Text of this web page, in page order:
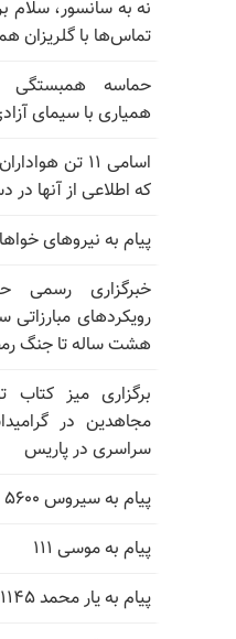
نه به سانسور، سلام
تماس‌ها با گلریزان
حماسه همبستگی
همیاری با سیمای
اسامی ۱۱ تن
که اطلاعی از آنها
پیام به نیروهای خواهان
خبرگزاری رسمی
رویکردهای
هشت ساله تا جنگ
برگزاری میز کتاب
مجاهدین در
سراسری در پاریس
پیام به سیروس ۵۶۰۰
پیام به موسی ۱۱۱
پیام به یار محمد ۱۱۴۵